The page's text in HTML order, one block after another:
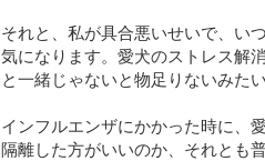
それと、私が具合悪いせいで、い
気になります。愛犬のストレス解
と一緒じゃないと物足りないみたい
インフルエンザにかかった時に、
隔離した方がいいのか、それとも